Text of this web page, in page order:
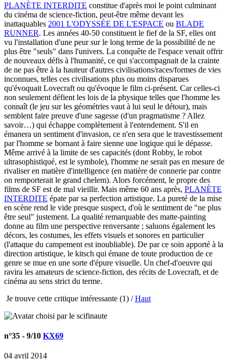
PLANÈTE INTERDITE constitue d'après moi le point culminant
du cinéma de science-fiction, peut-être même devant les
inattaquables 2001 L'ODYSSÉE DE L'ESPACE ou BLADE
RUNNER. Les années 40-50 constituent le fief de la SF, elles ont
vu l'installation d'une peur sur le long terme de la possibilité de ne
plus être "seuls" dans l'univers. La conquête de l'espace venait offrir
de nouveaux défis à l'humanité, ce qui s'accompagnait de la crainte
de ne pas être à la hauteur d'autres civilisations/races/formes de vies
inconnues, telles ces civilisations plus ou moins disparues
qu'évoquait Lovecraft ou qu'évoque le film ci-présent. Car celles-ci
non seulement défient les lois de la physique telles que l'homme les
connaît (le jeu sur les géométries vaut à lui seul le détour), mais
semblent faire preuve d'une sagesse (d'un pragmatisme ? Allez
savoir…) qui échappe complètement à l'entendement. S'il en
émanera un sentiment d'invasion, ce n'en sera que le travestissement
par l'homme se bornant à faire sienne une logique qui le dépasse.
Même arrivé à la limite de ses capacités (dont Robby, le robot
ultrasophistiqué, est le symbole), l'homme ne serait pas en mesure de
rivaliser en matière d'intelligence (en matière de connerie par contre
on remporterait le grand chelem). Alors forcément, le propre des
films de SF est de mal vieillir. Mais même 60 ans après, PLANÈTE
INTERDITE épate par sa perfection artistique. La pureté de la mise
en scène rend le vide presque suspect, d'où le sentiment de "ne plus
être seul" justement. La qualité remarquable des matte-painting
donne au film une perspective renversante ; saluons également les
décors, les costumes, les effets visuels et sonores en particulier
(l'attaque du campement est inoubliable). De par ce soin apporté à la
direction artistique, le kitsch qui émane de toute production de ce
genre se mue en une sorte d'épure visuelle. Un chef-d'oeuvre qui
ravira les amateurs de science-fiction, des récits de Lovecraft, et de
cinéma au sens strict du terme.
Je trouve cette critique intéressante (1) /Haut
n°35 - 9/10 KX69
04 avril 2014